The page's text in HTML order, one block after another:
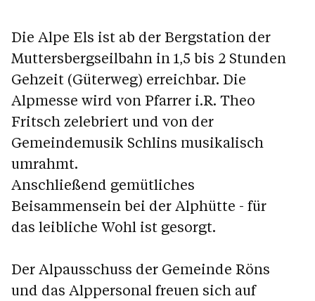
Die Alpe Els ist ab der Bergstation der
Muttersbergseilbahn in 1,5 bis 2 Stunden
Gehzeit (Güterweg) erreichbar. Die
Alpmesse wird von Pfarrer i.R. Theo
Fritsch zelebriert und von der
Gemeindemusik Schlins musikalisch
umrahmt.
Anschließend gemütliches
Beisammensein bei der Alphütte - für
das leibliche Wohl ist gesorgt.
Der Alpausschuss der Gemeinde Röns
und das Alppersonal freuen sich auf